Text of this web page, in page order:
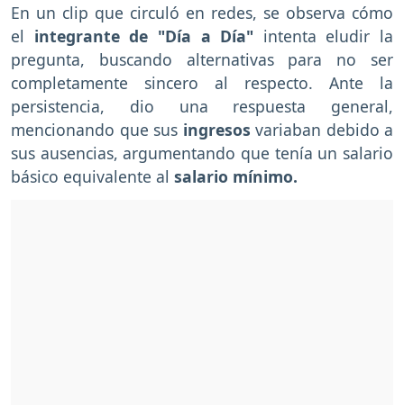
En un clip que circuló en redes, se observa cómo
el integrante de "Día a Día" intenta eludir la
pregunta, buscando alternativas para no ser
completamente sincero al respecto. Ante la
persistencia, dio una respuesta general,
mencionando que sus ingresos variaban debido a
sus ausencias, argumentando que tenía un salario
básico equivalente al salario mínimo.